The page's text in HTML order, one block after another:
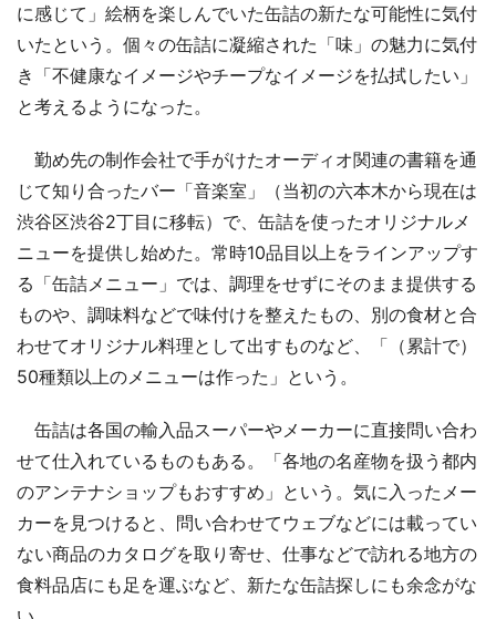
に感じて」絵柄を楽しんでいた缶詰の新たな可能性に気付
いたという。個々の缶詰に凝縮された「味」の魅力に気付
き「不健康なイメージやチープなイメージを払拭したい」
と考えるようになった。
勤め先の制作会社で手がけたオーディオ関連の書籍を通
じて知り合ったバー「音楽室」（当初の六本木から現在は
渋谷区渋谷2丁目に移転）で、缶詰を使ったオリジナルメ
ニューを提供し始めた。常時10品目以上をラインアップす
る「缶詰メニュー」では、調理をせずにそのまま提供する
ものや、調味料などで味付けを整えたもの、別の食材と合
わせてオリジナル料理として出すものなど、「（累計で）
50種類以上のメニューは作った」という。
缶詰は各国の輸入品スーパーやメーカーに直接問い合わ
せて仕入れているものもある。「各地の名産物を扱う都内
のアンテナショップもおすすめ」という。気に入ったメー
カーを見つけると、問い合わせてウェブなどには載ってい
ない商品のカタログを取り寄せ、仕事などで訪れる地方の
食料品店にも足を運ぶなど、新たな缶詰探しにも余念がな